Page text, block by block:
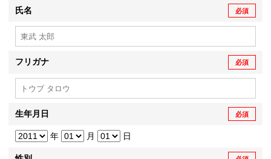
氏名 必須
フリガナ 必須
生年月日 必須
年 月 日